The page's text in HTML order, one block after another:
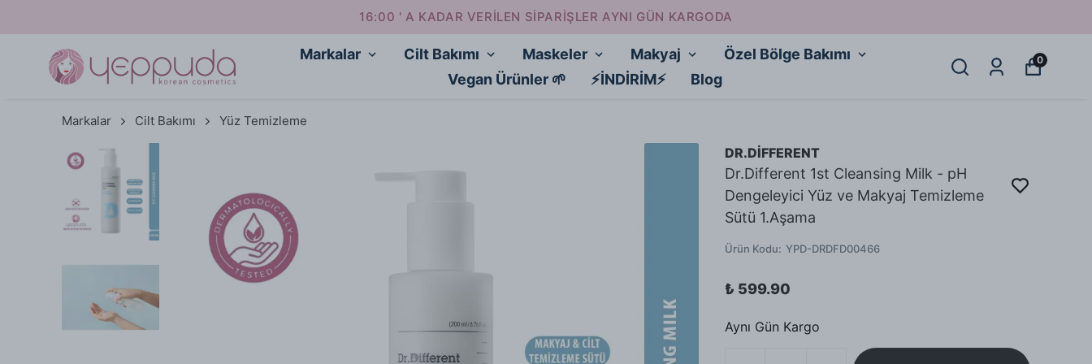
16:00 ' A KADAR VERİLEN SİPARİŞLER AYNI GÜN KARGODA
Markalar Cilt Bakımı Maskeler Makyaj
Özel Bölge Bakımı
Vegan Ürünler 🌱
⚡İNDİRİM⚡ Blog
0
Markalar Cilt Bakımı Yüz Temizleme
DR.DİFFERENT
Dr.Different 1st Cleansing Milk - pH
Dengeleyici Yüz ve Makyaj Temizleme
Sütü 1.Aşama
Ürün Kodu: YPD-DRDFD00466
₺ 599.90
Aynı Gün Kargo